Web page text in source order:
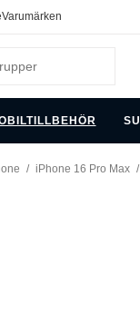
Varumärken
/ iPhone 16 Pro Max /